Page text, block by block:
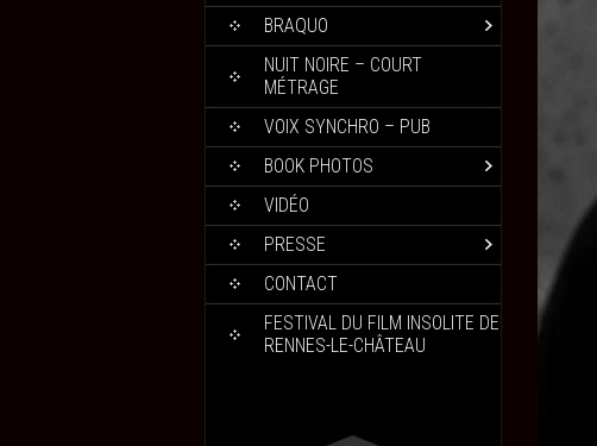
BRAQUO
NUIT NOIRE – COURT
MÉTRAGE
VOIX SYNCHRO – PUB
BOOK PHOTOS
VIDÉO
PRESSE
CONTACT
FESTIVAL DU FILM INSOLITE DE
RENNES-LE-CHÂTEAU